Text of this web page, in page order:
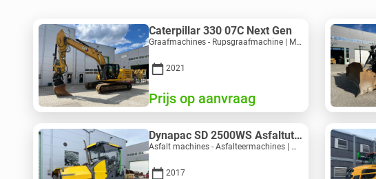
Caterpillar 330 07C Next Gen
Graafmachines - Rupsgraafmachine | M816-4487 | 10356
2021
Prijs op aanvraag
Dynapac SD 2500WS Asfaltutlegger
Asfalt machines - Asfalteermachines | M094-8272 | RGTR26011
2017